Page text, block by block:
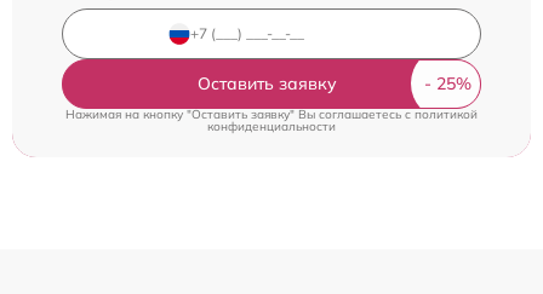
Оставить заявку
Нажимая на кнопку "Оставить заявку" Вы соглашаетесь cполитикой
конфиденциальности